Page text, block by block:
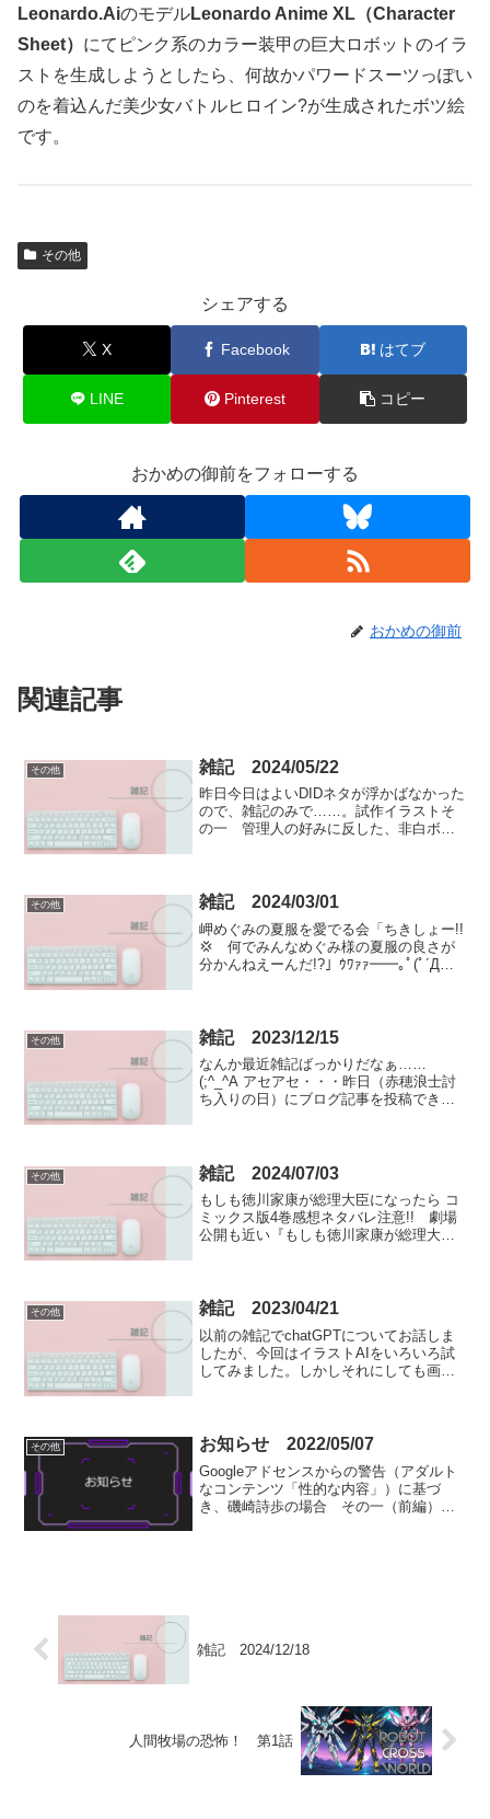
Leonardo.AiのモデルLeonardo Anime XL（Character
Sheet） にてピンク系のカラー装甲の巨大ロボットのイラ
ストを生成しようとしたら、何故かパワードスーツっぽい
のを着込んだ美少女バトルヒロイン?が生成されたボツ絵
です。
その他
シェアする
X Facebook はてブ
LINE Pinterest コピー
おかめの御前をフォローする
おかめの御前
関連記事
その他 雑記 2024/05/22
昨日今日はよいDIDネタが浮かばなかった
ので、雑記のみで……。試作イラストそ
の一 管理人の好みに反した、非白ボト
その他 雑記 2024/03/01
岬めぐみの夏服を愛でる会「ちきしょー!!
💢 何でみんなめぐみ様の夏服の良さが
分かんねえーんだ!?」ｳﾜｧｧ━━｡ﾟ(ﾟ´Д
フ...
その他 雑記 2023/12/15
なんか最近雑記ばっかりだなぁ……
(;^_^A アセアセ・・・昨日（赤穂浪士討
ち入りの日）にブログ記事を投稿できな
ザーのTVアニ...
その他 雑記 2024/07/03
もしも徳川家康が総理大臣になったら コ
ミックス版4巻感想ネタバレ注意!! 劇場
公開も近い『もしも徳川家康が総理大臣
で買って読んでみまし...
その他 雑記 2023/04/21
以前の雑記でchatGPTについてお話しま
したが、今回はイラストAIをいろいろ試
してみました。しかしそれにしても画像
ソフトをダウ...
その他 お知らせ 2022/05/07
Googleアドセンスからの警告（アダルト
なコンテンツ「性的な内容」）に基づ
き、磯崎詩歩の場合 その一（前編）磯
雑記 2024/12/18
人間牧場の恐怖！ 第1話